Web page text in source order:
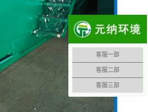
客服一部
客服二部
客服三部